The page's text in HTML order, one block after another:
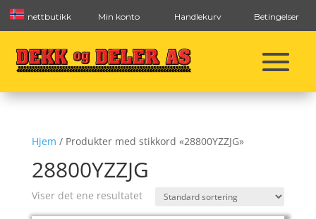
nettbutikk Min konto Handlekurv Betingelser
Hjem / Produkter med stikkord «28800YZZJG»
28800YZZJG
Viser det ene resultatet